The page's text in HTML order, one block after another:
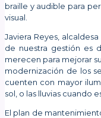
braille y audible para
visual.
Javiera Reyes,
de nuestra gestión es
merecen para mejorar
modernización de los
cuenten con mayor
sol, o las lluvias cuando
El plan de